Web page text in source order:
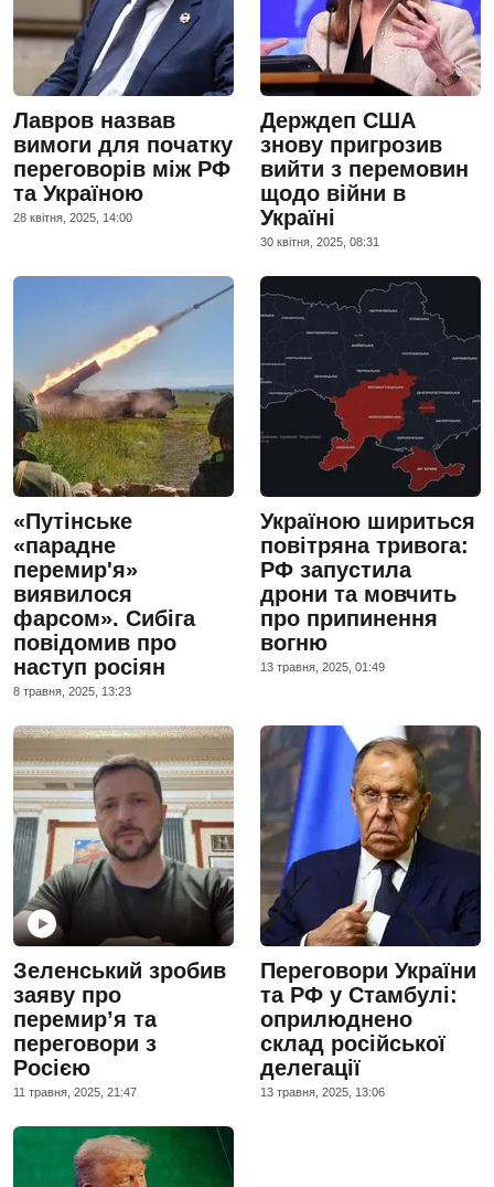
Лавров назвав
вимоги для початку
переговорів між РФ
та Україною
28 квiтня, 2025, 14:00
Держдеп США
знову пригрозив
вийти з перемовин
щодо війни в
Україні
30 квiтня, 2025, 08:31
«Путінське
«парадне
перемир'я»
виявилося
фарсом». Сибіга
повідомив про
наступ росіян
8 травня, 2025, 13:23
Україною шириться
повітряна тривога:
РФ запустила
дрони та мовчить
про припинення
вогню
13 травня, 2025, 01:49
Зеленський зробив
заяву про
перемир’я та
переговори з
Росією
11 травня, 2025, 21:47
Переговори України
та РФ у Стамбулі:
оприлюднено
склад російської
делегації
13 травня, 2025, 13:06